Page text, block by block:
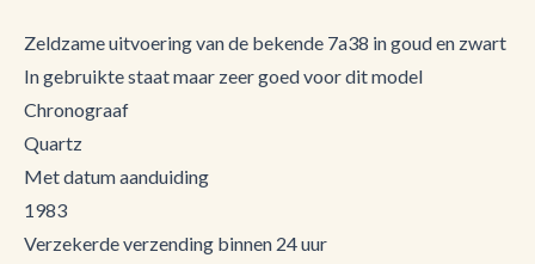
Zeldzame uitvoering van de bekende 7a38 in goud en zwart
In gebruikte staat maar zeer goed voor dit model
Chronograaf
Quartz
Met datum aanduiding
1983
Verzekerde verzending binnen 24 uur